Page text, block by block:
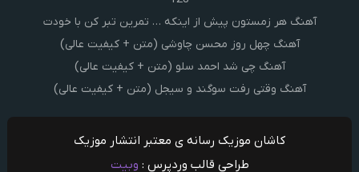
آهنگ هر زمستون پیش از اینکه … تمرین تبر کن با خودت
آهنگ چهل روز محسن چاوشی (متن + کیفیت عالی)
آهنگ چی شد احمد سلو (متن + کیفیت عالی)
آهنگ وقتی رفت سوگند و سیجل (متن + کیفیت عالی)
کاشان موزیک رسانه ی معتبر انتشار موزیک
طراحی قالب وردپرس : وبیت